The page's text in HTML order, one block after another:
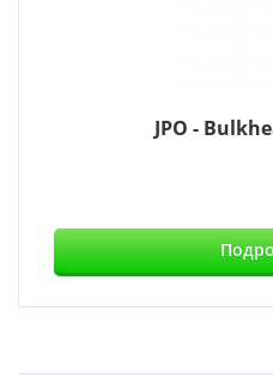
JPO -